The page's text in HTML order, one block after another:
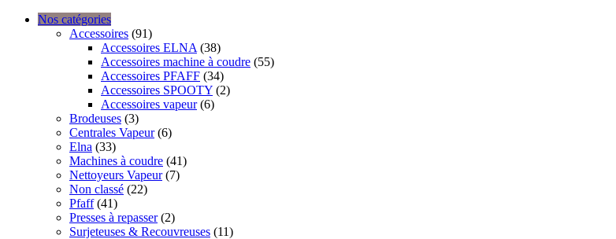
Nos catégories
Accessoires (91)
Accessoires ELNA (38)
Accessoires machine à coudre (55)
Accessoires PFAFF (34)
Accessoires SPOOTY (2)
Accessoires vapeur(6)
Brodeuses (3)
Centrales Vapeur(6)
Elna (33)
Machines à coudre (41)
Nettoyeurs Vapeur(7)
Non classé (22)
Pfaff(41)
Presses à repasser(2)
Surjeteuses & Recouvreuses (11)